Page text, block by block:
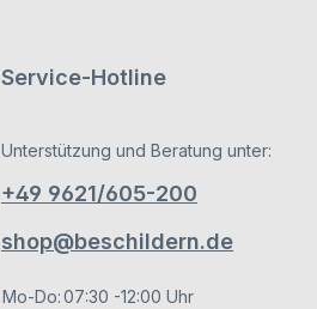
Service-Hotline
Unterstützung und Beratung unter:
+49 9621/605-200
shop@beschildern.de
Mo-Do:07:30 -12:00 Uhr